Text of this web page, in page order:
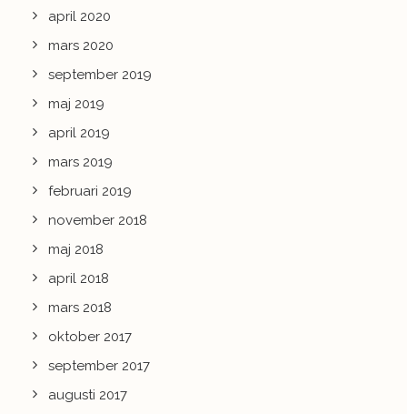
april 2020
mars 2020
september 2019
maj 2019
april 2019
mars 2019
februari 2019
november 2018
maj 2018
april 2018
mars 2018
oktober 2017
september 2017
augusti 2017